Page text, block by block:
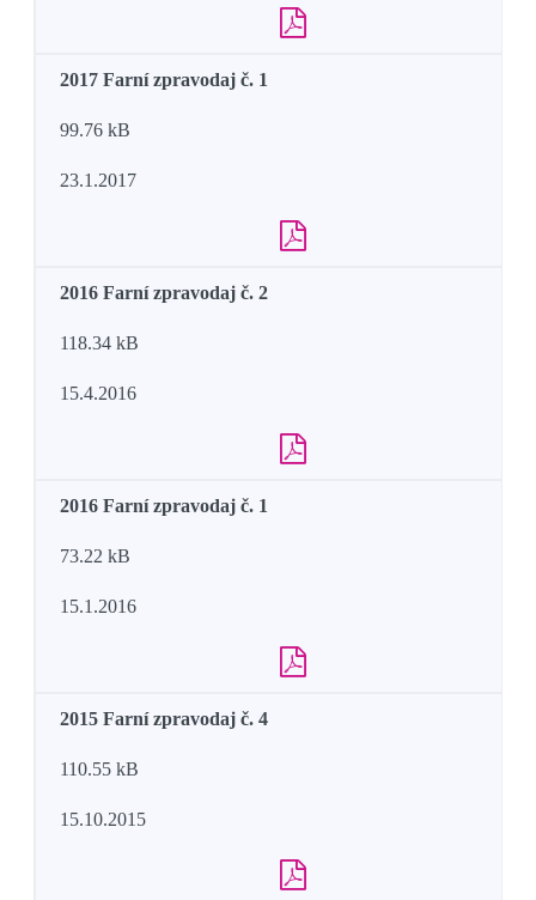
2017 Farní zpravodaj č. 1
99.76 kB
23.1.2017
2016 Farní zpravodaj č. 2
118.34 kB
15.4.2016
2016 Farní zpravodaj č. 1
73.22 kB
15.1.2016
2015 Farní zpravodaj č. 4
110.55 kB
15.10.2015